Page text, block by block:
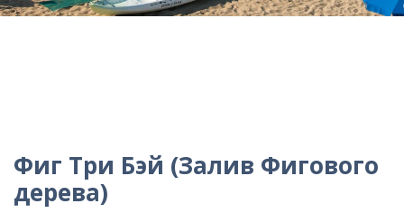
Фиг Три Бэй (Залив Фигового
дерева)